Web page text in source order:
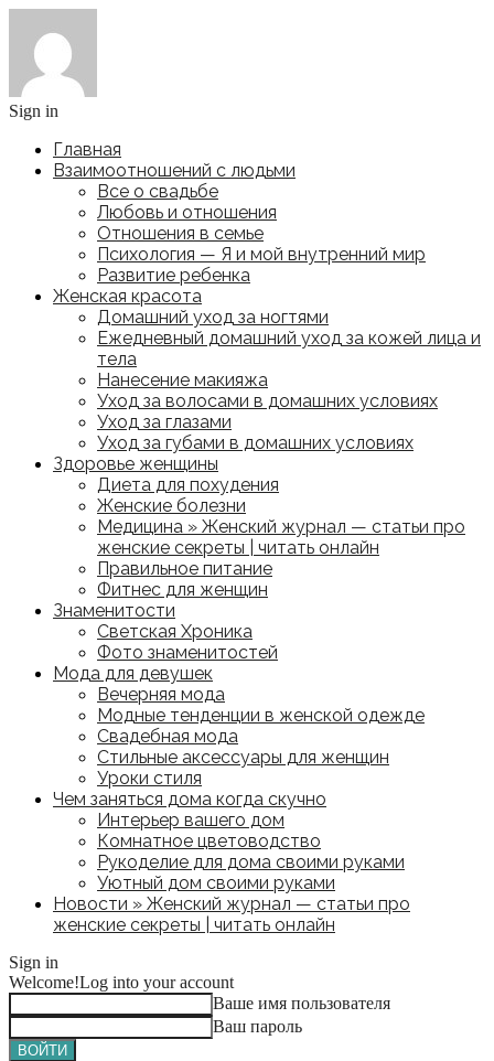
Sign in
Главная
Взаимоотношений с людьми
Все о свадьбе
Любовь и отношения
Отношения в семье
Психология — Я и мой внутренний мир
Развитие ребенка
Женская красота
Домашний уход за ногтями
Ежедневный домашний уход за кожей лица и
тела
Нанесение макияжа
Уход за волосами в домашних условиях
Уход за глазами
Уход за губами в домашних условиях
Здоровье женщины
Диета для похудения
Женские болезни
Медицина » Женский журнал — статьи про
женские секреты | читать онлайн
Правильное питание
Фитнес для женщин
Знаменитости
Светская Хроника
Фото знаменитостей
Мода для девушек
Вечерняя мода
Модные тенденции в женской одежде
Свадебная мода
Стильные аксессуары для женщин
Уроки стиля
Чем заняться дома когда скучно
Интерьер вашего дом
Комнатное цветоводство
Рукоделие для дома своими руками
Уютный дом своими руками
Новости » Женский журнал — статьи про
женские секреты | читать онлайн
Sign in
Welcome!Log into your account
Ваше имя пользователя
Ваш пароль